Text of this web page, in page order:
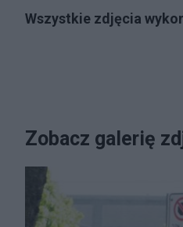
Wszystkie zdjęcia
Zobacz galerię